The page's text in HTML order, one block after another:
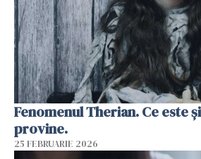
Fenomenul Therian. Ce este
provine.
25 FEBRUARIE 2026